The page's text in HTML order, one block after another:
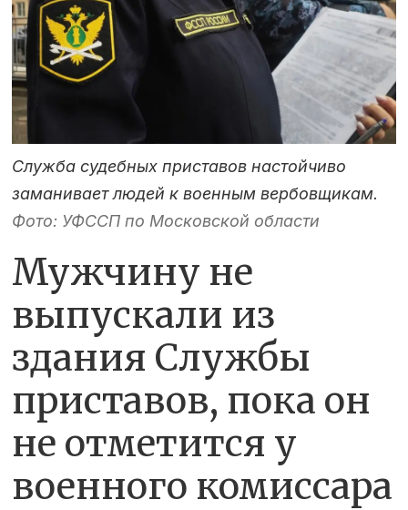
Служба судебных приставов настойчиво
заманивает людей к военным вербовщикам.
Фото: УФССП по Московской области
Мужчину не
выпускали из
здания Службы
приставов, пока он
не отметится у
военного комиссара